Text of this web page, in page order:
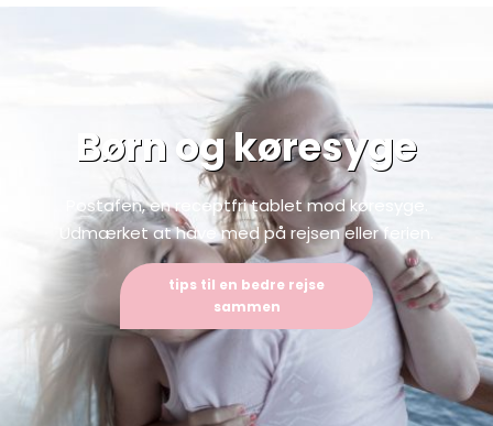
Børn og køresyge
Postafen, en receptfri tablet mod køresyge.
Udmærket at have med på rejsen eller ferien.
tips til en bedre rejse
sammen